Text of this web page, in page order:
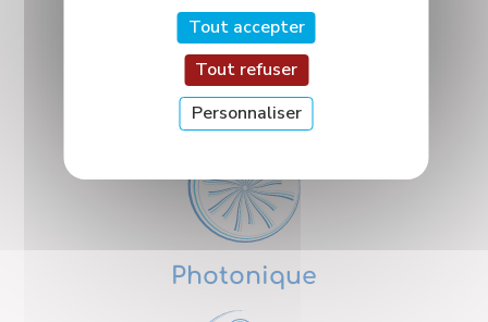
Nanosciences
Photonique
Tout accepter
Tout refuser
Personnaliser